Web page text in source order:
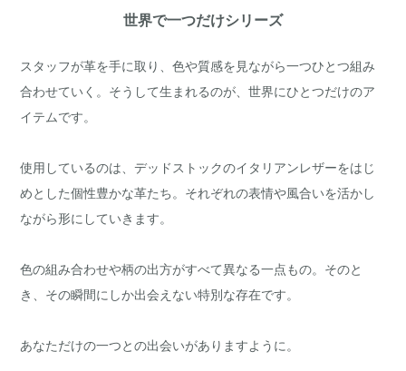
世界で一つだけシリーズ
スタッフが革を手に取り、色や質感を見ながら一つひとつ組み
合わせていく。そうして生まれるのが、世界にひとつだけのア
イテムです。
使用しているのは、デッドストックのイタリアンレザーをはじ
めとした個性豊かな革たち。それぞれの表情や風合いを活かし
ながら形にしていきます。
色の組み合わせや柄の出方がすべて異なる一点もの。そのと
き、その瞬間にしか出会えない特別な存在です。
あなただけの一つとの出会いがありますように。